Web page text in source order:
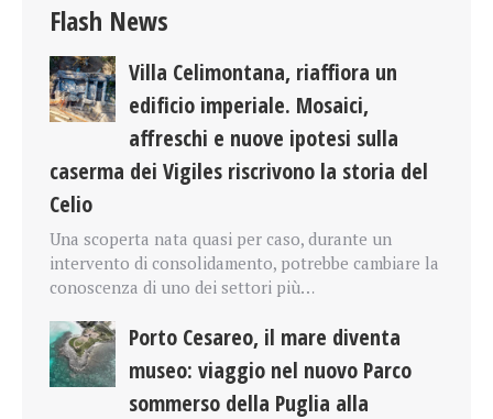
Flash News
Villa Celimontana, riaffiora un
edificio imperiale. Mosaici,
affreschi e nuove ipotesi sulla
caserma dei Vigiles riscrivono la storia del
Celio
Una scoperta nata quasi per caso, durante un
intervento di consolidamento, potrebbe cambiare la
conoscenza di uno dei settori più…
Porto Cesareo, il mare diventa
museo: viaggio nel nuovo Parco
sommerso della Puglia alla